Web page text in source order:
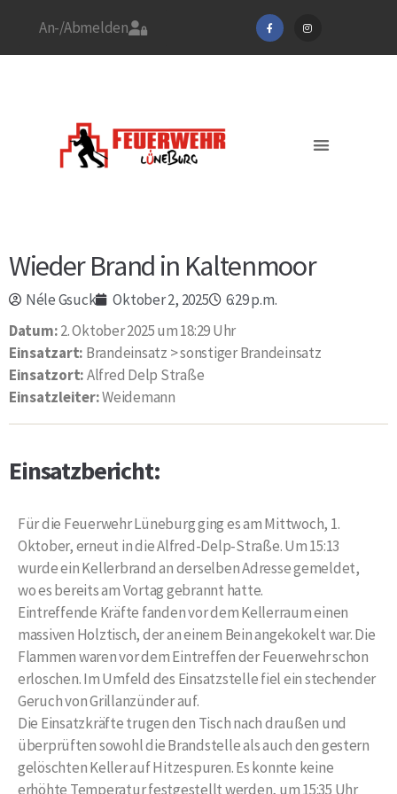
An-/Abmelden
Wieder Brand in Kaltenmoor
Néle Gsuck Oktober 2, 2025
6:29 p.m.
Datum:2. Oktober 2025 um 18:29 Uhr
Einsatzart: Brandeinsatz > sonstiger Brandeinsatz
Einsatzort:Alfred Delp Straße
Einsatzleiter:Weidemann
Einsatzbericht:
Für die Feuerwehr Lüneburg ging es am Mittwoch, 1.
Oktober, erneut in die Alfred-Delp-Straße. Um 15:13
wurde ein Kellerbrand an derselben Adresse gemeldet,
wo es bereits am Vortag gebrannt hatte.
Eintreffende Kräfte fanden vor dem Kellerraum einen
massiven Holztisch, der an einem Bein angekokelt war. Die
Flammen waren vor dem Eintreffen der Feuerwehr schon
erloschen. Im Umfeld des Einsatzstelle fiel ein stechender
Geruch von Grillanzünder auf.
Die Einsatzkräfte trugen den Tisch nach draußen und
überprüften sowohl die Brandstelle als auch den gestern
gelöschten Keller auf Hitzespuren. Es konnte keine
erhöhte Temperatur festgestellt werden, um 15:35 Uhr